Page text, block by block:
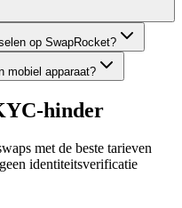
op SwapRocket?
mobiel apparaat?
hinder
met de beste tarieven
identiteitsverificatie